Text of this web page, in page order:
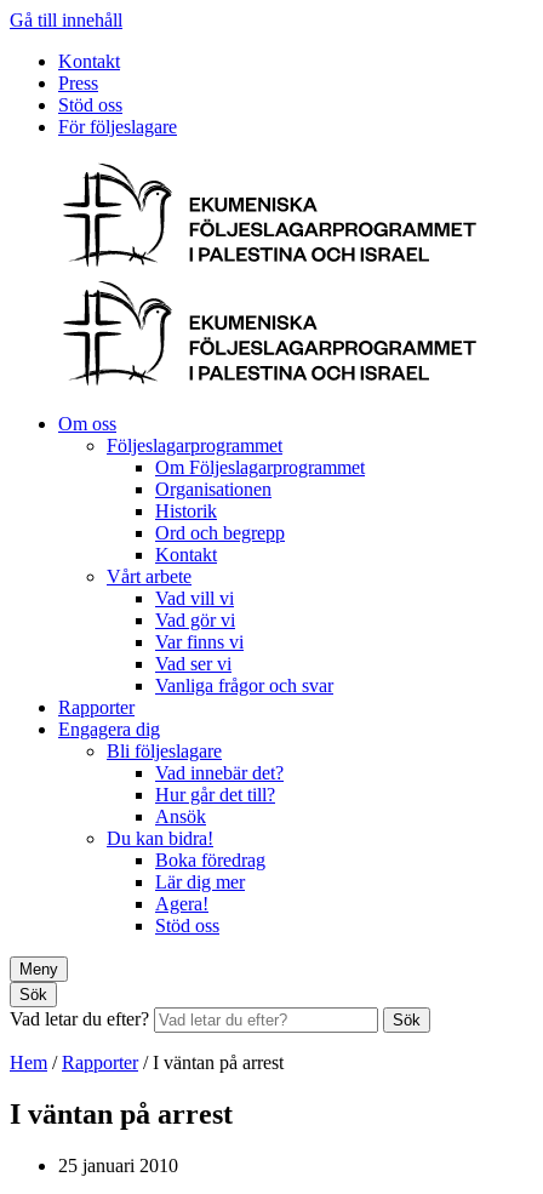
Gå till innehåll
Kontakt
Press
Stöd oss
För följeslagare
Om oss
Följeslagarprogrammet
Om Följeslagarprogrammet
Organisationen
Historik
Ord och begrepp
Kontakt
Vårt arbete
Vad vill vi
Vad gör vi
Var finns vi
Vad ser vi
Vanliga frågor och svar
Rapporter
Engagera dig
Bli följeslagare
Vad innebär det?
Hur går det till?
Ansök
Du kan bidra!
Boka föredrag
Lär dig mer
Agera!
Stöd oss
Meny
Sök
Vad letar du efter? Sök
Hem /Rapporter/I väntan på arrest
I väntan på arrest
25 januari 2010